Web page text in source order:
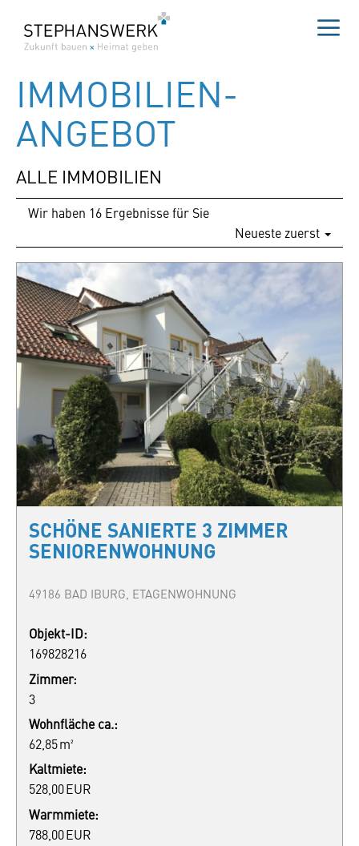
Inhalt
springen
IMMOBILIEN­
ANGEBOT
ALLE IMMOBILIEN
Wir haben 16 Ergebnisse für Sie
Neueste zuerst
SCHÖNE SANIERTE 3 ZIMMER
SENIORENWOHNUNG
49186 BAD IBURG, ETAGENWOHNUNG
Objekt-ID:
169828216
Zimmer:
3
Wohnfläche ca.:
62,85 m²
Kaltmiete:
528,00 EUR
Warmmiete:
788,00 EUR